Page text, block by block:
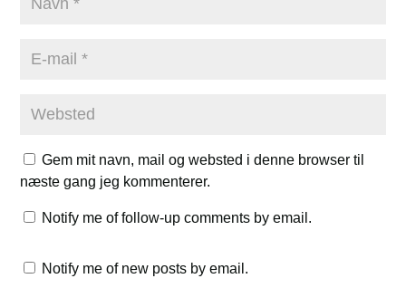
Gem mit navn, mail og websted i denne browser til
næste gang jeg kommenterer.
Notify me of follow-up comments by email.
Notify me of new posts by email.